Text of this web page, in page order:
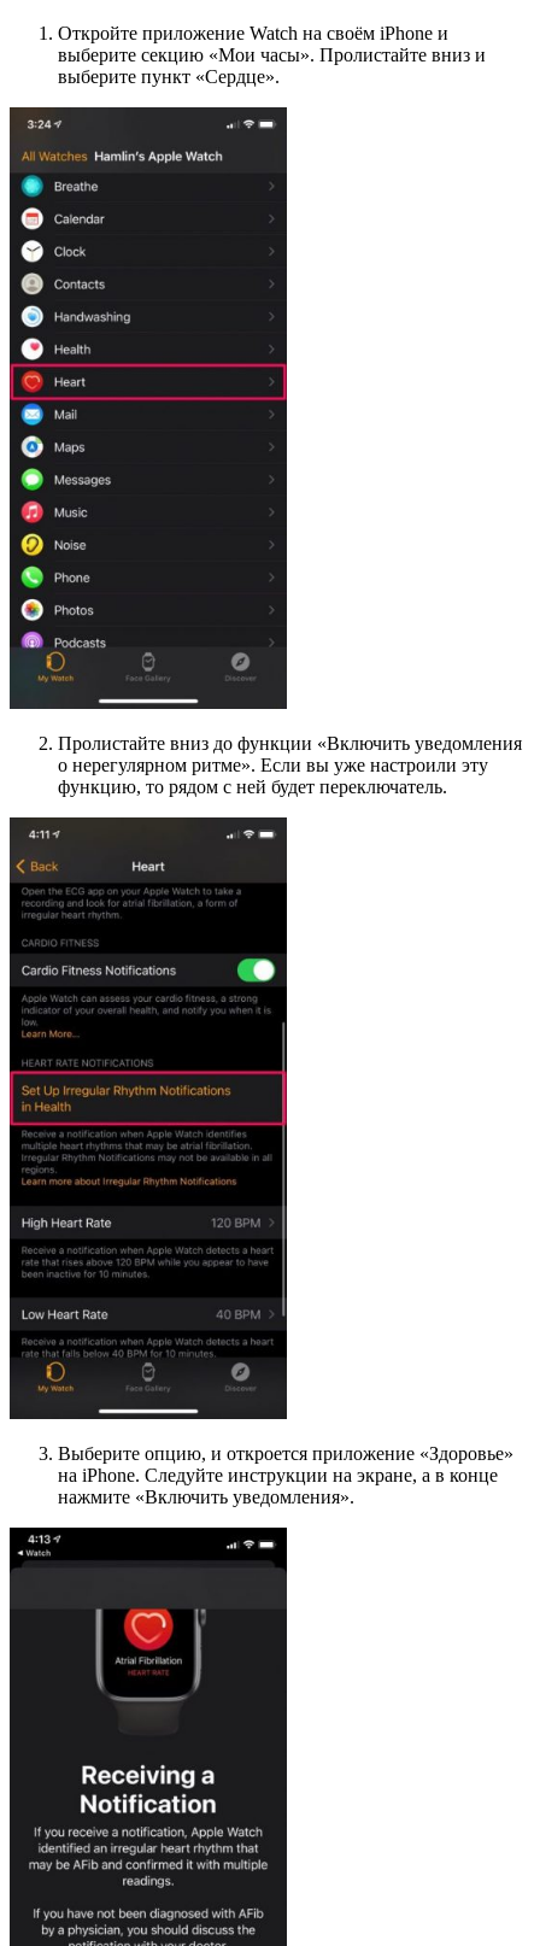
Откройте приложение Watch на своём iPhone и
выберите секцию «Мои часы». Пролистайте вниз и
выберите пункт «Сердце».
Пролистайте вниз до функции «Включить уведомления
о нерегулярном ритме». Если вы уже настроили эту
функцию, то рядом с ней будет переключатель.
Выберите опцию, и откроется приложение «Здоровье»
на iPhone. Следуйте инструкции на экране, а в конце
нажмите «Включить уведомления».